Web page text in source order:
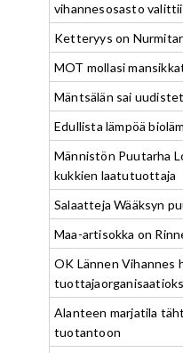
vihannesosasto
Ketteryys on
MOT mollasi
Mäntsälän sai
Edullista lämpöä
Männistön Puutarha
kukkien laatutuottaja
Salaatteja Wääksyn
Maa-artisokka on
OK Lännen Vihannes
Alanteen marjatila
tuotantoon